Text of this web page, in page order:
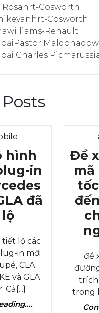
Rosahrt-Cosworth
Cosworth
Renault
Charles
hình
in
đã
Các
hình
hybrid
plug-
in
của
tiết lộ các
in mới
CLA
và GLA
Cả{...}
Đề
mã
đề
trích
trong